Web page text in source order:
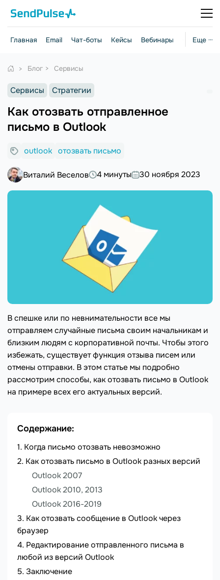
Еще ···
Главная Email Чат-боты Кейсы Вебинары Стратегии
Блог Сервисы
Сервисы Стратегии
Как отозвать отправленное
письмо в Outlook
outlook отозвать письмо
Виталий Веселов 4 минуты 30 ноября 2023
В спешке или по невнимательности все мы
отправляем случайные письма своим начальникам и
близким людям с корпоративной почты. Чтобы этого
избежать, существует функция отзыва писем или
отмены отправки. В этом статье мы подробно
рассмотрим способы, как отозвать письмо в Outlook
на примере всех его актуальных версий.
Содержание:
Когда письмо отозвать невозможно
Как отозвать письмо в Outlook разных версий
Outlook 2007
Outlook 2010, 2013
Outlook 2016-2019
Как отозвать сообщение в Outlook через
браузер
Редактирование отправленного письма в
любой из версий Outlook
Заключение